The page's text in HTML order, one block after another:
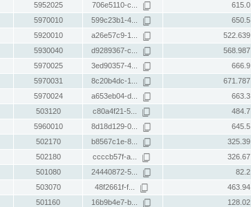
5952025 706e5110-c... 615.0
5970010 599c23b1-4... 650.5
5920010 a26e57c9-1... 522.639
5930040 d9289367-c... 568.987
5970025 3ed90357-4... 666.9
5970031 8c20b4dc-1... 671.787
5970024 a653eb04-d... 663.3
503120 c80a4f21-5... 484.7
5960010 8d18d129-0... 645.5
502170 b8567c1e-8... 325.39
502180 ccccb57f-a... 326.67
501080 24440872-5... 82.2
503070 48f2661f-f... 463.94
501160 16b9b4e7-b... 128.02